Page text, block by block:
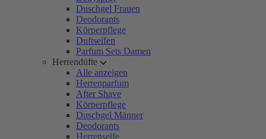
Duschgel Frauen
Deodorants
Körperpflege
Duftseifen
Parfum Sets Damen
Herrendüfte
Alle anzeigen
Herrenparfum
After Shave
Körperpflege
Duschgel Männer
Deodorants
Herrenseife